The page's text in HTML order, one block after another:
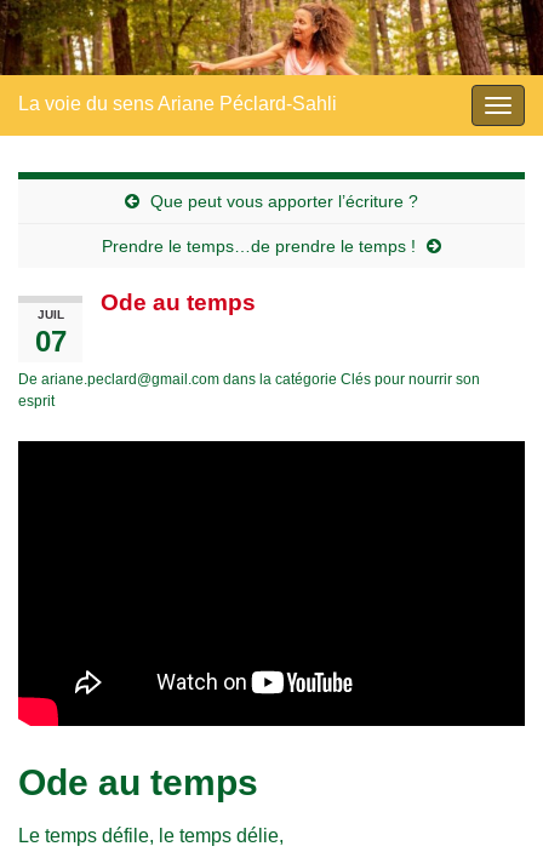
La voie du sens Ariane Péclard-Sahli
Que peut vous apporter l’écriture ?
Prendre le temps…de prendre le temps !
JUIL
07
Ode au temps
De ariane.peclard@gmail.com dans la catégorie Clés pour nourrir son
esprit
Ode au temps
Le temps défile, le temps délie,